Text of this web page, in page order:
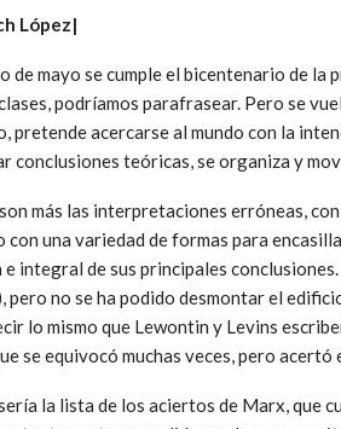
López|
de mayo se cumple el bicentenario de
podríamos parafrasear. Pero se
pretende acercarse al mundo con la
conclusiones teóricas, se organiza y
más las interpretaciones erróneas,
con una variedad de formas para
integral de sus principales
pero no se ha podido desmontar el
lo mismo que Lewontin y Levins
se equivocó muchas veces, pero acertó
la lista de los aciertos de Marx, que